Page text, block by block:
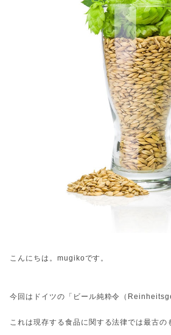
こんにちは。mugikoです。
今回はドイツの「ビール純粋令（
これは現存する食品に関する法律では最古の